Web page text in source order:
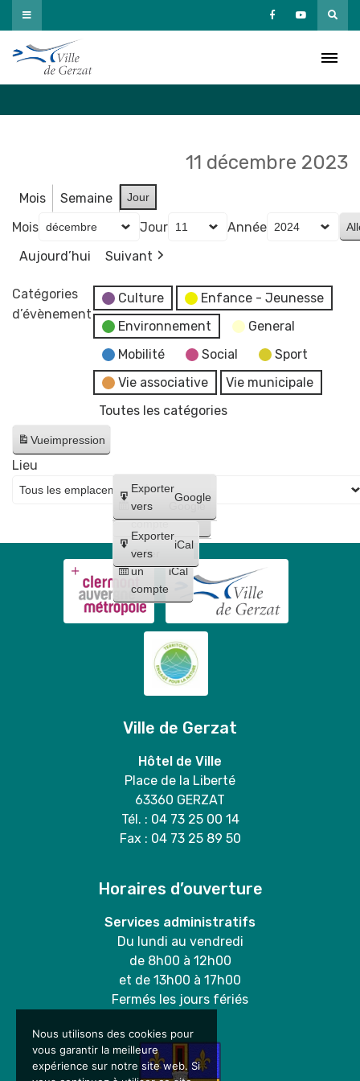
Passer
au
contenu
11 décembre 2023
Mois Semaine Jour
Mois Jour
Année
Aujourd’hui
Suivant
Catégories
d’évènement
Culture
Enfance - Jeunesse
Environnement
General
Mobilité
Social
Sport
Vie associative
Vie municipale
Toutes les catégories
Vueimpression
Créer
un
compte
Google
Créer
un
compte
iCal
Exporter
vers
Google
Exporter
vers
iCal
Lieu
Ville de Gerzat
Hôtel de Ville
Place de la Liberté
63360 GERZAT
Tél. : 04 73 25 00 14
Fax : 04 73 25 89 50
Horaires d’ouverture
Services administratifs
Du lundi au vendredi
de 8h00 à 12h00
et de 13h00 à 17h00
Fermés les jours fériés
Nous utilisons des cookies pour
vous garantir la meilleure
expérience sur notre site web. Si